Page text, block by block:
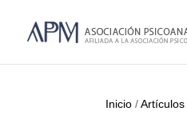
Inicio /Artículos